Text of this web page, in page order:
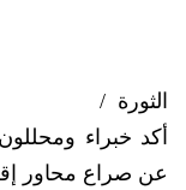
الثورة /
أكد خبراء
عن صراع محاور